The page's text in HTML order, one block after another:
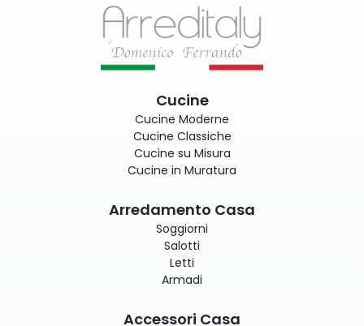
Cucine
Cucine Moderne
Cucine Classiche
Cucine su Misura
Cucine in Muratura
Arredamento Casa
Soggiorni
Salotti
Letti
Armadi
Accessori Casa